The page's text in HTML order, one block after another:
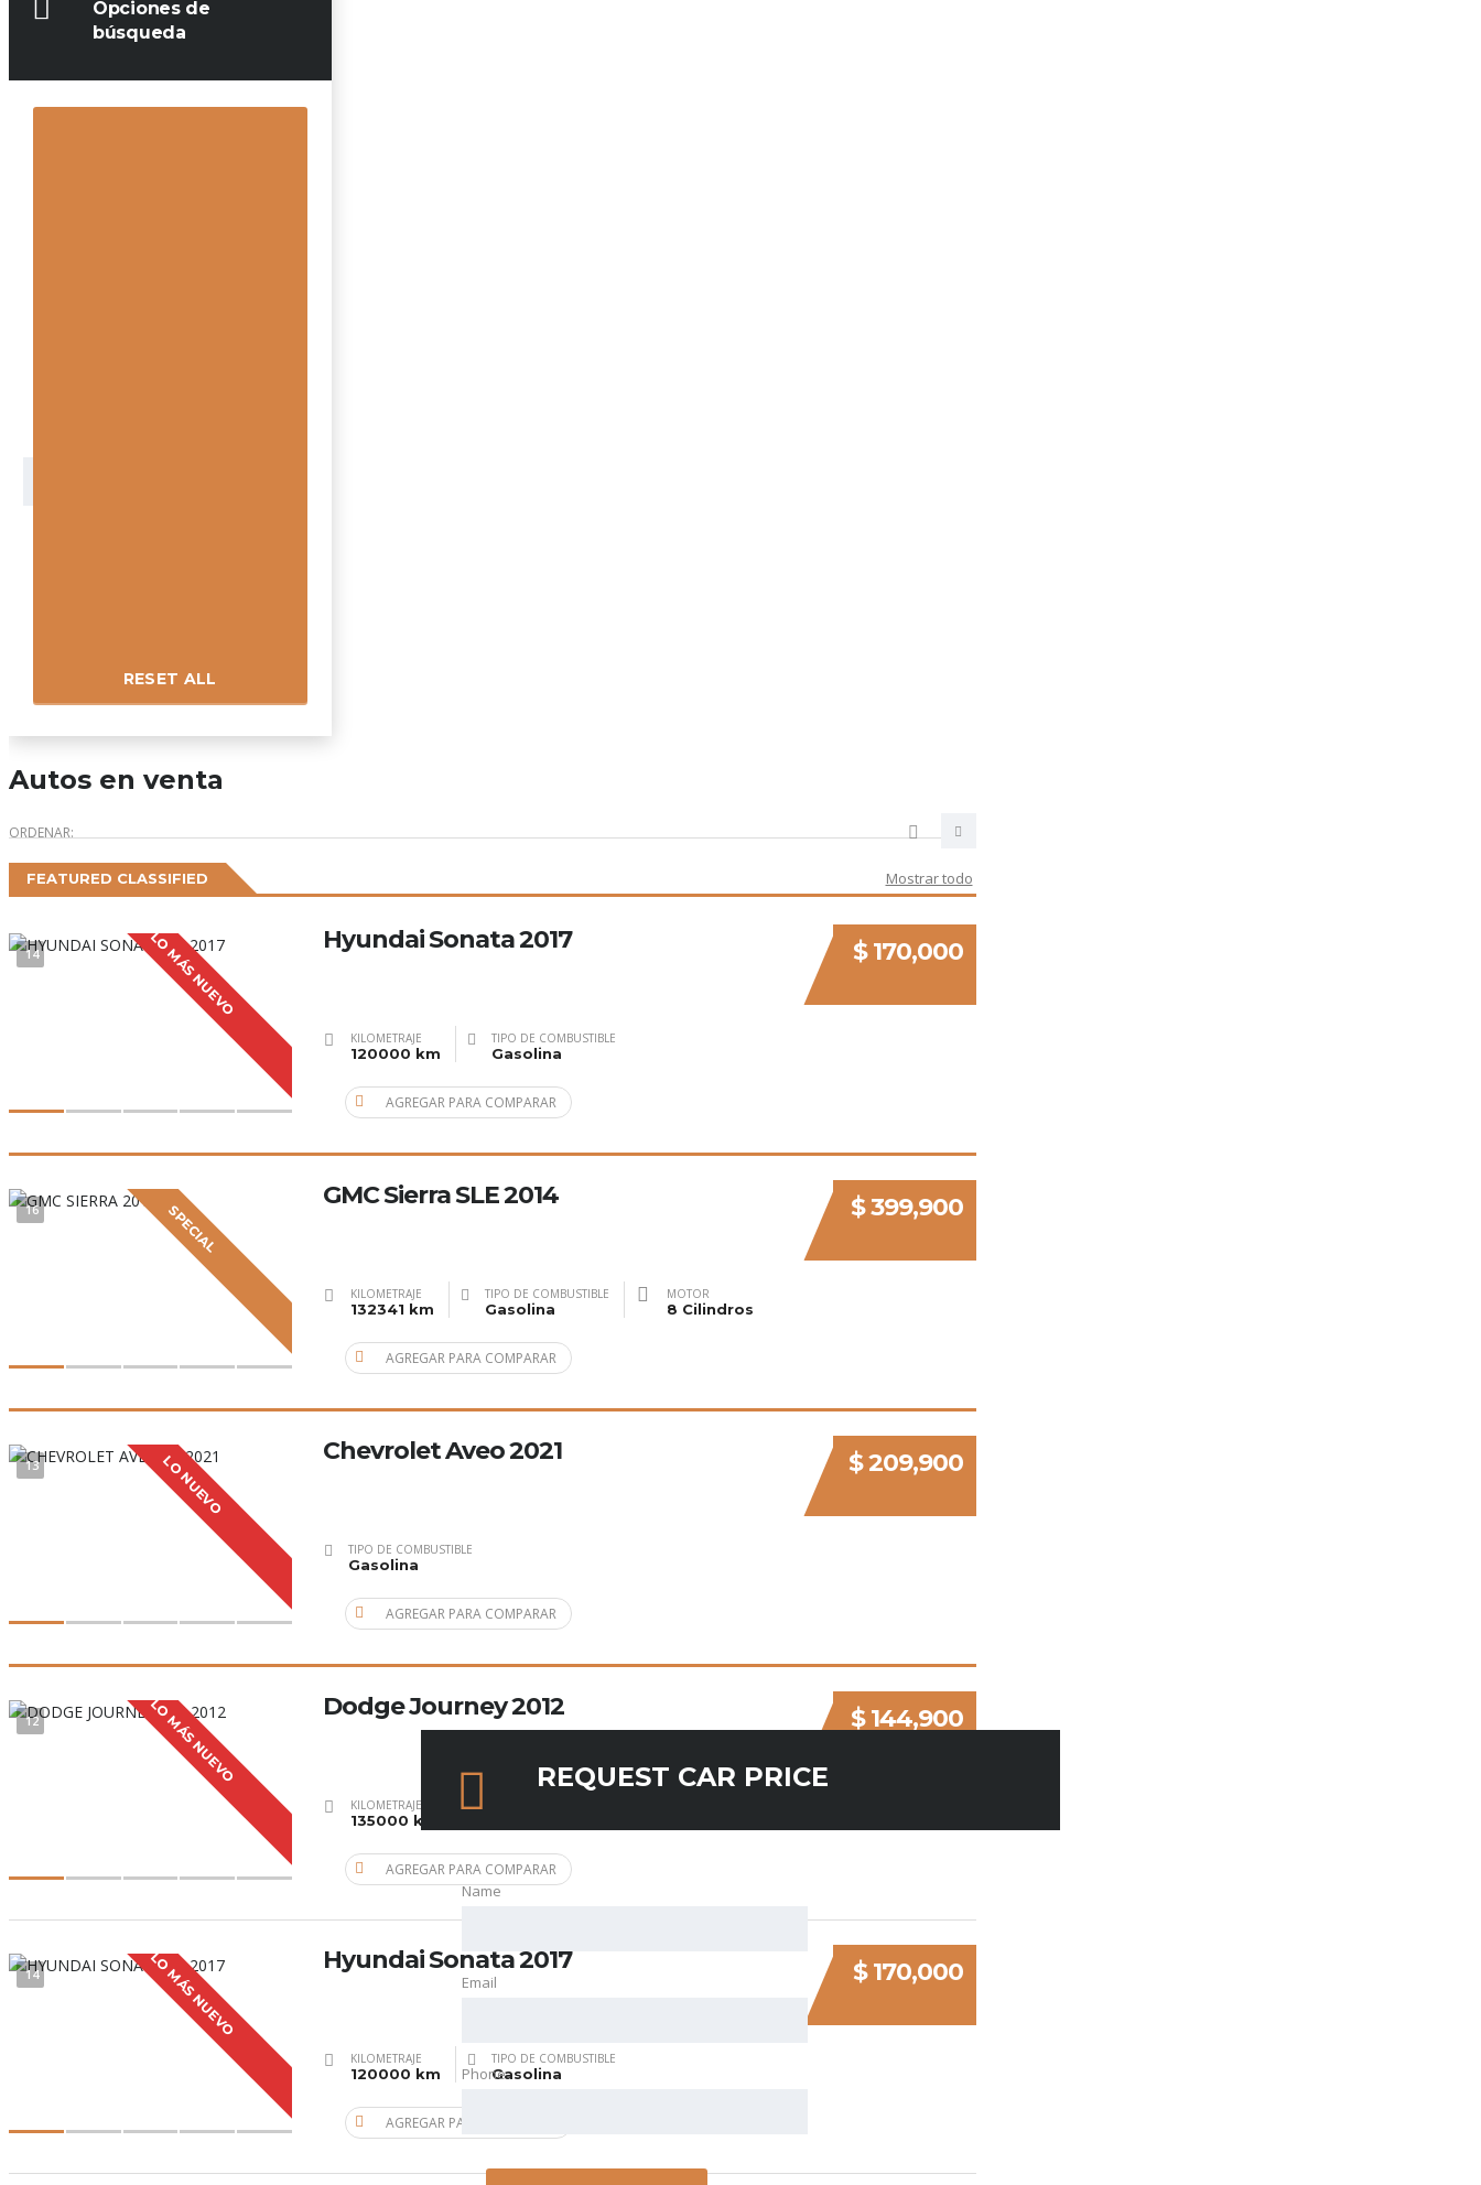
Opciones de
búsqueda
RESET ALL
Autos en venta
ORDENAR:
FEATURED CLASSIFIED Mostrar todo
14 LO MÁS NUEVO $ 170,000
Hyundai Sonata 2017
KILOMETRAJE
120000 km
TIPO DE COMBUSTIBLE
Gasolina
AGREGAR PARA COMPARAR
16 SPECIAL $ 399,900
GMC Sierra SLE 2014
KILOMETRAJE
132341 km
TIPO DE COMBUSTIBLE
Gasolina
MOTOR
8 Cilindros
AGREGAR PARA COMPARAR
13 LO NUEVO $ 209,900
Chevrolet Aveo 2021
TIPO DE COMBUSTIBLE
Gasolina
AGREGAR PARA COMPARAR
12 LO MÁS NUEVO $ 144,900
Dodge Journey 2012
KILOMETRAJE
135000 km
AGREGAR PARA COMPARAR
14 LO MÁS NUEVO $ 170,000
Hyundai Sonata 2017
KILOMETRAJE
120000 km
TIPO DE COMBUSTIBLE
Gasolina
AGREGAR PARA COMPARAR
REQUEST CAR PRICE
Name
Email
Phone